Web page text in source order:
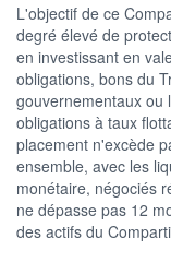
CATÉGORIE
Monétaires CHF
FONDS
TARIFS
L'objectif de ce
degré élevé de
en investissant en
obligations, bons du
gouvernementaux ou
obligations à taux
placement n'excède
ensemble, avec les
monétaire, négociés
ne dépasse pas 12
des actifs du